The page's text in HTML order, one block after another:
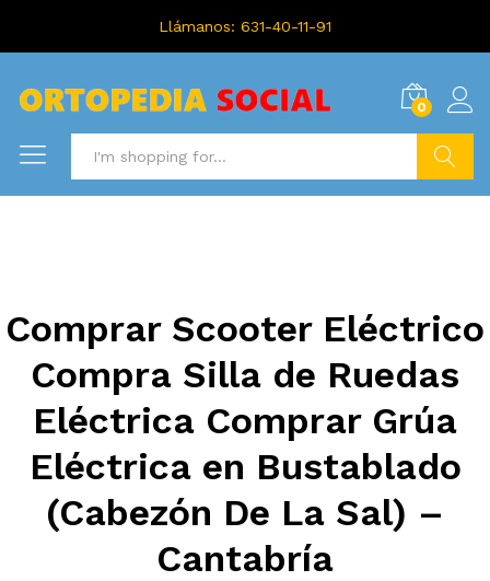
Llámanos: 631-40-11-91
0
Comprar Scooter Eléctrico
Compra Silla de Ruedas
Eléctrica Comprar Grúa
Eléctrica en Bustablado
(Cabezón De La Sal) –
Cantabría